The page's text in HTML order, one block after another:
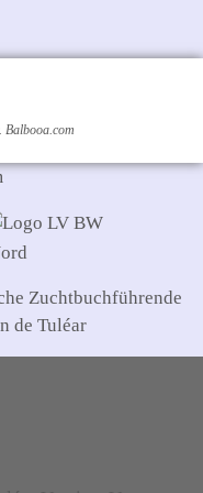
Balbooa.com
Zuchtbuchführende
de Tuléar